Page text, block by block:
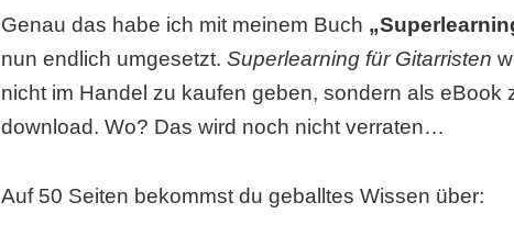
Genau das habe ich mit meinem Buch
nun endlich umgesetzt.Superlearning für Gitarristen
nicht im Handel zu kaufen geben, sondern als eBook
download. Wo? Das wird noch nicht verraten…
Auf 50 Seiten bekommst du geballtes Wissen über: